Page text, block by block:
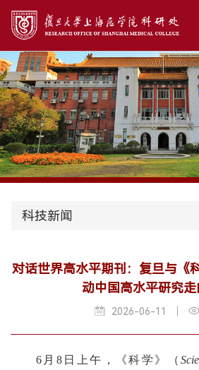
科技新闻
对话世界高水平期刊：复旦与《
动中国高水平研究
2026-06-11
6月8日上午， 《科学》 （